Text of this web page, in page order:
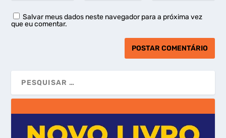
Salvar meus dados neste navegador para a próxima vez
que eu comentar.